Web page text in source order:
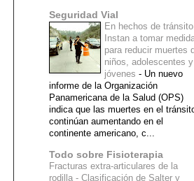
Seguridad Vial
En hechos de tránsito
Instan a tomar
para reducir muertes
niños, adolescentes y
jóvenes - Un nuevo
informe de la Organización
Panamericana de la Salud (OPS)
indica que las muertes en el
continúan aumentando en el
continente americano, c...
Todo sobre Fisioterapia
Fracturas extra-articulares de la
rodilla - Clasificación de Salter y